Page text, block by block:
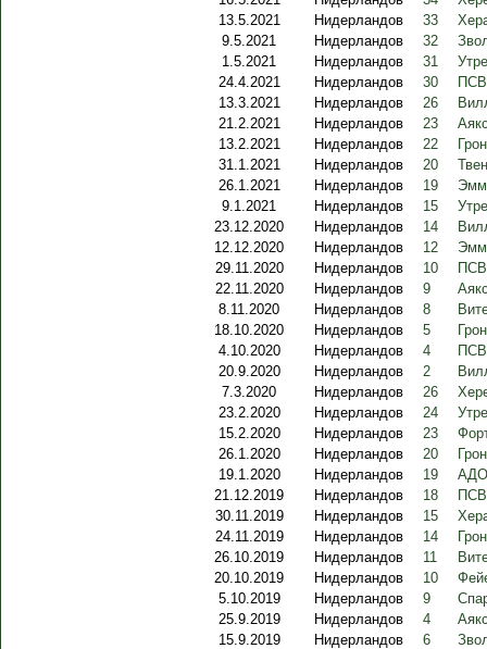
13.5.2021
Нидерландов 33
9.5.2021
Нидерландов 32
1.5.2021
Нидерландов 31
24.4.2021
Нидерландов 30
ПСВ
13.3.2021
Нидерландов 26
21.2.2021
Нидерландов 23
13.2.2021
Нидерландов 22
31.1.2021
Нидерландов 20
26.1.2021
Нидерландов 19
9.1.2021
Нидерландов 15
23.12.2020
Нидерландов 14
12.12.2020
Нидерландов 12
29.11.2020
Нидерландов 10
22.11.2020
Нидерландов 9
8.11.2020
Нидерландов 8
18.10.2020
Нидерландов 5
4.10.2020
Нидерландов 4
20.9.2020
Нидерландов 2
7.3.2020
Нидерландов 26
23.2.2020
Нидерландов 24
15.2.2020
Нидерландов 23
26.1.2020
Нидерландов 20
19.1.2020
Нидерландов 19
АДО
21.12.2019
Нидерландов 18
30.11.2019
Нидерландов 15
24.11.2019
Нидерландов 14
26.10.2019
Нидерландов 11
20.10.2019
Нидерландов 10
5.10.2019
Нидерландов 9
25.9.2019
Нидерландов 4
15.9.2019
Нидерландов 6